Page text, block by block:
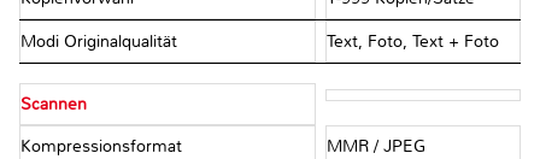
Modi Originalqualität Text, Foto, Text + Foto
Scannen
Kompressionsformat MMR / JPEG